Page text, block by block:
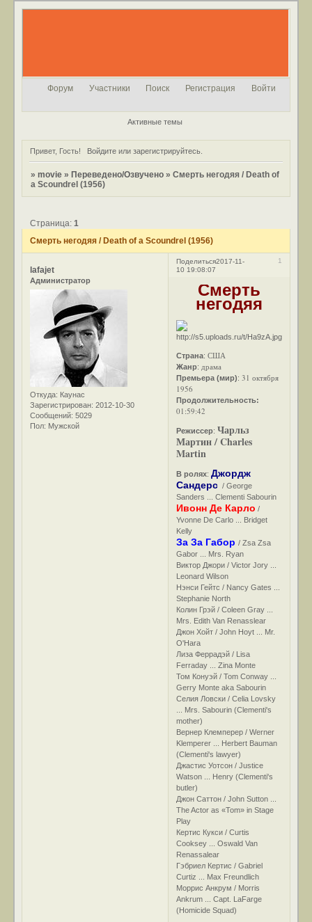
Форум Участники Поиск Регистрация Войти
Активные темы
Привет, Гость! Войдитеили зарегистрируйтесь.
»movie » Переведено/Озвучено »Смерть негодяя / Death of
a Scoundrel (1956)
Смерть негодяя / Death of a Scoundrel (1956)
Страница:1
Поделиться 1
2017-11-
10 19:08:07
lafajet
Администратор
Откуда: Каунас
Зарегистрирован: 2012-10-30
Сообщений: 5029
Пол: Мужской
Смерть
негодяя
Страна:США
Жанр: драма
Премьера (мир):31 октября
1956
Продолжительность:
01:59:42
Режиссер: Чарльз
Мартин / Charles
Martin
В ролях:Джордж
Сандерс / George
Sanders ... Clementi Sabourin
Ивонн Де Карло /
Yvonne De Carlo ... Bridget
Kelly
За За Габор/ Zsa Zsa
Gabor ... Mrs. Ryan
Виктор Джори / Victor Jory ...
Leonard Wilson
Нэнси Гейтс / Nancy Gates ...
Stephanie North
Колин Грэй / Coleen Gray ...
Mrs. Edith Van Renasslear
Джон Хойт / John Hoyt ... Mr.
O'Hara
Лиза Феррадэй / Lisa
Ferraday ... Zina Monte
Том Конуэй / Tom Conway ...
Gerry Monte aka Sabourin
Селия Ловски / Celia Lovsky
... Mrs. Sabourin (Clementi's
mother)
Вернер Клемперер / Werner
Klemperer ... Herbert Bauman
(Clementi's lawyer)
Джастис Уотсон / Justice
Watson ... Henry (Clementi's
butler)
Джон Саттон / John Sutton ...
The Actor as «Tom» in Stage
Play
Кертис Кукси / Curtis
Cooksey ... Oswald Van
Renassalear
Гэбриел Кертис / Gabriel
Curtiz ... Max Freundlich
Моррис Анкрум / Morris
Ankrum ... Capt. LaFarge
(Homicide Squad)